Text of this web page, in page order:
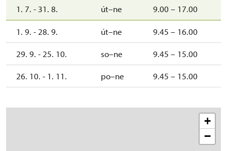
1. 7. - 31. 8. út–ne 9.00 – 17.00
1. 9. - 28. 9. út–ne 9.45 – 16.00
29. 9. - 25. 10. so–ne 9.45 – 15.00
26. 10. - 1. 11. po–ne 9.45 – 15.00
+
−